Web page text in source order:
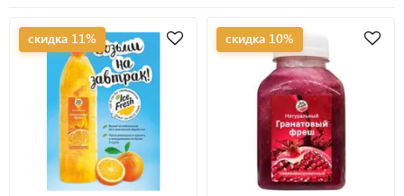
скидка 11% скидка 10%